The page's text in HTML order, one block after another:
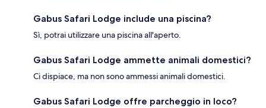
Gabus Safari Lodge include una piscina?
Sì, potrai utilizzare una piscina all'aperto.
Gabus Safari Lodge ammette animali domestici?
Ci dispiace, ma non sono ammessi animali domestici.
Gabus Safari Lodge offre parcheggio in loco?